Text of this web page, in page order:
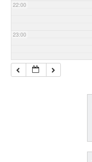
22:00
23:00